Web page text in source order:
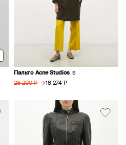
Пальто Acne Studios S
28 200 ₽ → 18 274 ₽